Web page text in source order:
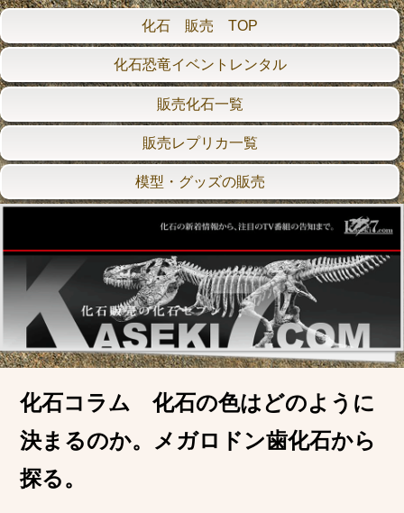
化石 販売 TOP
化石恐竜イベントレンタル
販売化石一覧
販売レプリカ一覧
模型・グッズの販売
化石コラム 化石の色はどのように
決まるのか。メガロドン歯化石から
探る。